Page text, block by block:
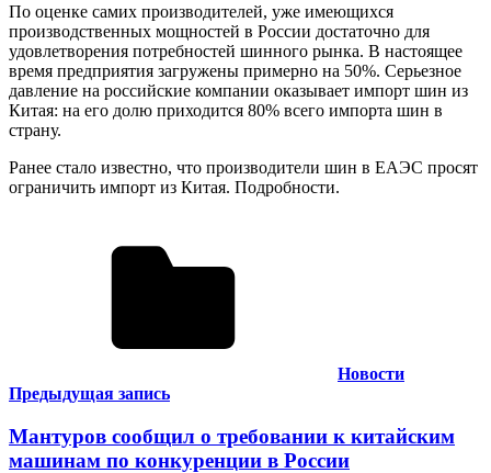
По оценке самих производителей, уже имеющихся
производственных мощностей в России достаточно для
удовлетворения потребностей шинного рынка. В настоящее
время предприятия загружены примерно на 50%. Серьезное
давление на российские компании оказывает импорт шин из
Китая: на его долю приходится 80% всего импорта шин в
страну.
Ранее стало известно, что производители шин в ЕАЭС просят
ограничить импорт из Китая. Подробности.
Новости
Навигация
по
записям
Предыдущая запись
Мантуров сообщил о требовании к китайским
машинам по конкуренции в России